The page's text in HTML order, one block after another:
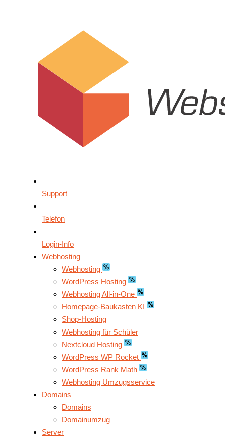
Support
Telefon
Login-Info
Webhosting
Webhosting
WordPress Hosting
Webhosting All-in-One
Homepage-Baukasten KI
Shop-Hosting
Webhosting für Schüler
Nextcloud Hosting
WordPress WP Rocket
WordPress Rank Math
Webhosting Umzugsservice
Domains
Domains
Domainumzug
Server